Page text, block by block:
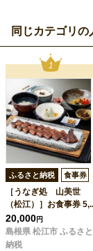
同じカテゴリ
ふるさと納税 食事券
［うなぎ処 山美世
（松江）］お食事券
20,000円
島根県 松江市 ふるさと
納税